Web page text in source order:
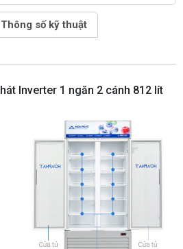
Thông số kỹ thuật
Inverter 1 ngăn 2 cánh 812 lít